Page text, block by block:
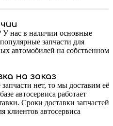
У нас в наличии основные
запчасти для
автомобилей на собственном
на заказ
нет, то мы доставим её
автосервиса работает
Сроки доставки запчастей
клиентов автосервиса